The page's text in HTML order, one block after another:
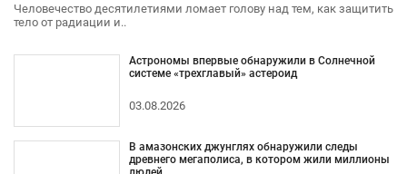
Человечество десятилетиями ломает голову над тем, как защитить
тело от радиации и..
Астрономы впервые обнаружили в Солнечной
системе «трехглавый» астероид
03.08.2026
В амазонских джунглях обнаружили следы
древнего мегаполиса, в котором жили миллионы